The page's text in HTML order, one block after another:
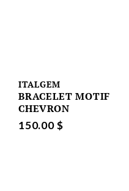
ITALGEM
BRACELET MOTIF
CHEVRON
150.00 $